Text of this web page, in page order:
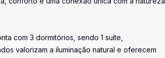
com 3 dormitórios, sendo 1 suíte,
valorizam a iluminação natural e oferecem